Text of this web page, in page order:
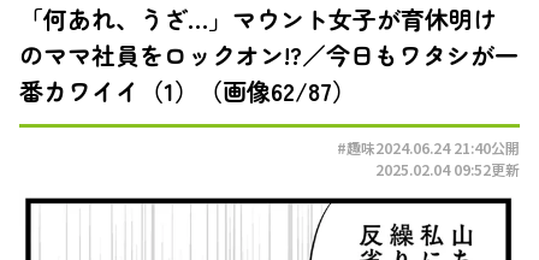
「何あれ、うざ…」マウント女子が育休明け
のママ社員をロックオン!?／今日もワタシが一
番カワイイ（1）（画像62/87）
#趣味2024.06.24 21:40公開
2025.02.04 09:52更新